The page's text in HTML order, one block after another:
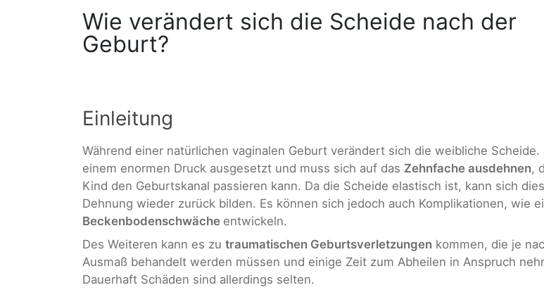
Wie verändert sich die Scheide nach der
Geburt?
Einleitung
Während einer natürlichen vaginalen Geburt verändert sich die weibliche Scheide.
einem enormen Druck ausgesetzt und muss sich auf das Zehnfache ausdehnen,
Kind den Geburtskanal passieren kann. Da die Scheide elastisch ist, kann sich
Dehnung wieder zurück bilden. Es können sich jedoch auch Komplikationen, wie
Beckenbodenschwäche entwickeln.
Des Weiteren kann es zu traumatischen Geburtsverletzungen kommen, die je
Ausmaß behandelt werden müssen und einige Zeit zum Abheilen in Anspruch
Dauerhaft Schäden sind allerdings selten.